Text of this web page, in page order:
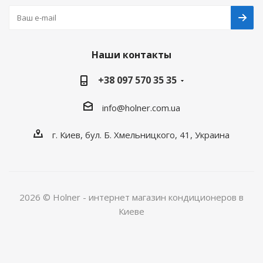
Наши контакты
+38 097 570 35 35
info@holner.com.ua
г. Киев, бул. Б. Хмельницкого, 41, Украина
2026 © Holner - интернет магазин кондиционеров в
Киеве